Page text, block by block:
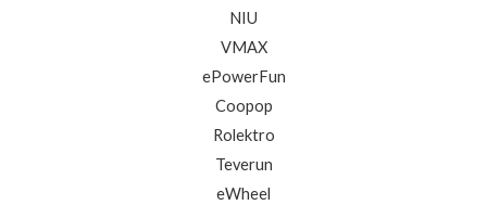
NIU
VMAX
ePowerFun
Coopop
Rolektro
Teverun
eWheel